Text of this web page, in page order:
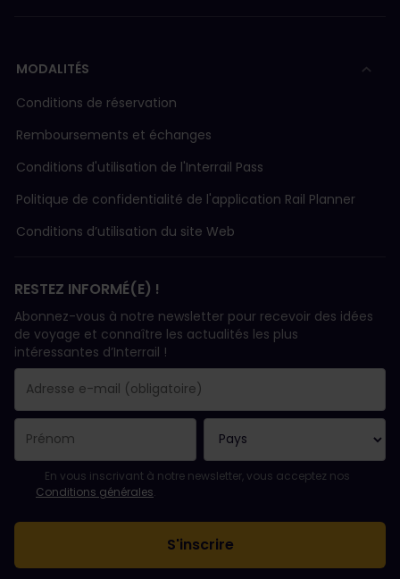
MODALITÉS
Conditions de réservation
Remboursements et échanges
Conditions d'utilisation de l'Interrail Pass
Politique de confidentialité de l'application Rail Planner
Conditions d’utilisation du site Web
RESTEZ INFORMÉ(E) !
Abonnez-vous à notre newsletter pour recevoir des idées
de voyage et connaître les actualités les plus
intéressantes d’Interrail !
Votre abonnement a bien été pris en compte.
Le champ adresse e-mail est obligatoire.
L'adresse e-mail n'est pas valide !
L'inscription à la newsletter a échoué. Veuillez réessayer
Vous êtes déjà abonné(e) à cette newsletter.
Veuillez accepter les conditions générales pour vous inscrire à
En vous inscrivant à notre newsletter, vous acceptez nos
Conditions générales.